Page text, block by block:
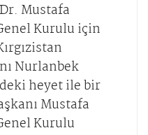
Mustafa
Kurulu için
Nurlanbek
heyet ile bir
Mustafa
Kurulu